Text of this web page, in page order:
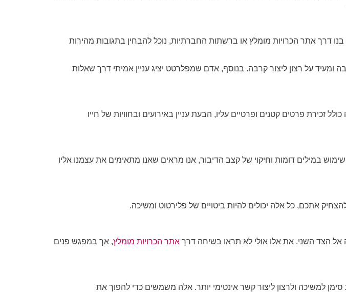
בנו דרך אתר הכרויות מומלץ או ברשתות החברתיות, נוכל להבחין בתגובות מהירות
ומעיד על רצון ליצור קרבה. בנוסף, אדם שמפלרטט יציג עניין אמיתי דרך שאלות
פרטים קטנים ופרטיים עליו, הבעת עניין באירועים ובחוויות של חייו
במילים דומות וחיקוי של קצב הדיבור, אנו מראים שאנו מתאימים את עצמנו אליו
אתכם, כל אלה יכולים להיות ביטויים של פלירטוט ומשיכה.
אל הצד השני. את אלו אולי לא תראו בשיחה דרך אתר הכרויות מומלץ, אך במפגש פנים
סימן למשיכה ולרצון ליצור קשר אינטימי יותר. אלה משמשים כדי להפוך את